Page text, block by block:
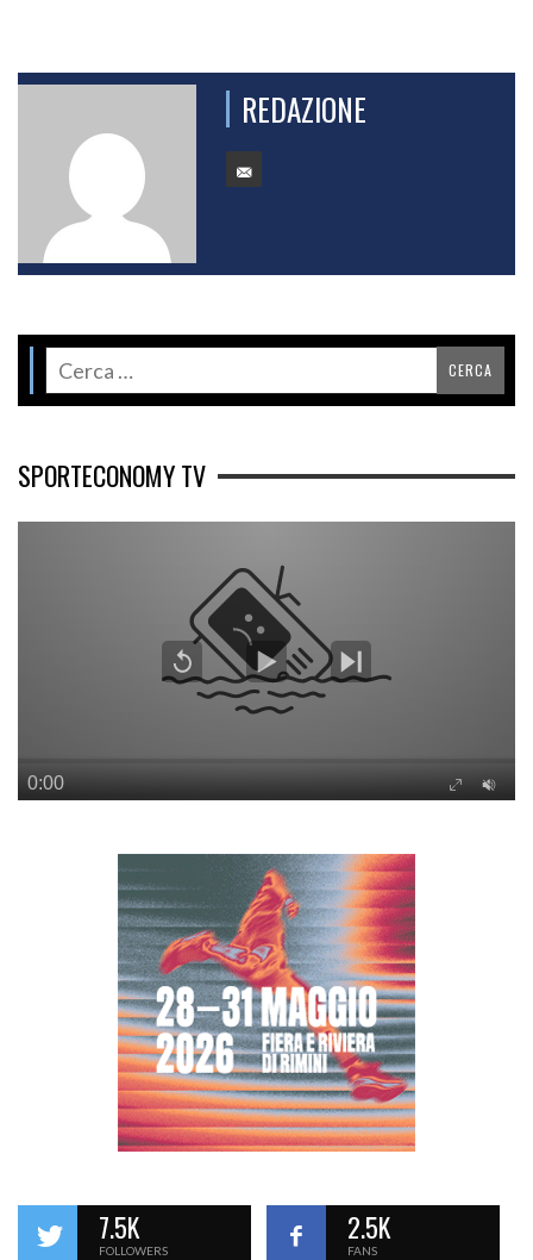
REDAZIONE
SPORTECONOMY TV
7.5K
FOLLOWERS
2.5K
FANS